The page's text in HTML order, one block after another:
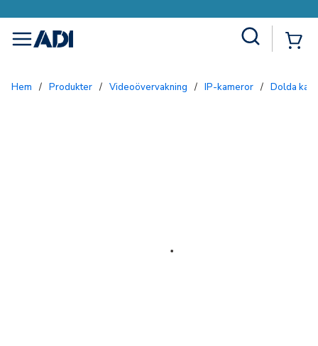
menu
Hem / Produkter / Videoövervakning / IP-kameror / Dolda